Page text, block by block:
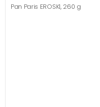
Pan Paris EROSKI, 260 g